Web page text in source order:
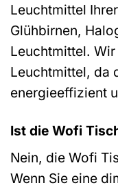
Leuchtmittel
Glühbirnen,
Leuchtmittel.
Leuchtmittel, da
energieeffizient
Ist die Wofi
Nein, die Wofi
Wenn Sie eine